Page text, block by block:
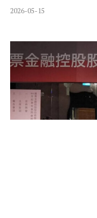
2026-05-15